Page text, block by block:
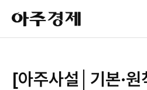
아
주
경
[아주사설│기본·원